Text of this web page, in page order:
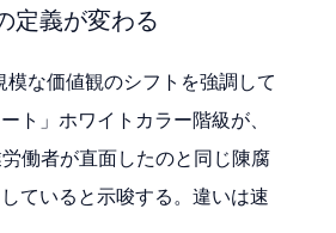
定義が変わる
な価値観のシフトを強調して
ト」ホワイトカラー階級が、
働者が直面したのと同じ陳腐
ていると示唆する。違いは速